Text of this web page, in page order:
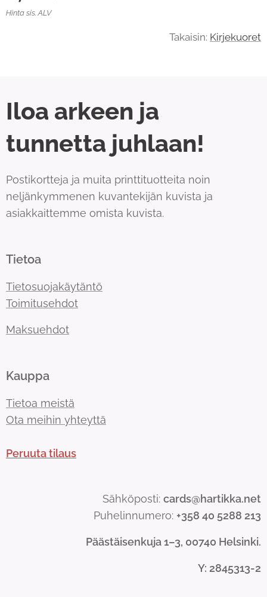
Hinta sis. ALV
Takaisin: Kirjekuoret
Iloa arkeen ja
tunnetta juhlaan!
Postikortteja ja muita printtituotteita noin
neljänkymmenen kuvantekijän kuvista ja
asiakkaittemme omista kuvista.
Tietoa
Tietosuojakäytäntö
Toimitusehdot
Maksuehdot
Kauppa
Tietoa meistä
Ota meihin yhteyttä
Peruuta tilaus
Sähköposti: cards@hartikka.net
Puhelinnumero: +358 40 5288 213
Päästäisenkuja 1–3, 00740 Helsinki.
Y: 2845313-2